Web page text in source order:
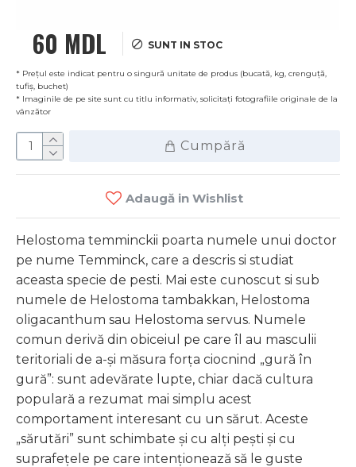
60 MDL SUNT IN STOC
* Prețul este indicat pentru o singură unitate de produs (bucată, kg, crenguță,
tufiș, buchet)
* Imaginile de pe site sunt cu titlu informativ, solicitați fotografiile originale de la
vânzător
Cumpără
Adaugă in Wishlist
Helostoma temminckii poarta numele unui doctor
pe nume Temminck, care a descris si studiat
aceasta specie de pesti. Mai este cunoscut si sub
numele de Helostoma tambakkan, Helostoma
oligacanthum sau Helostoma servus. Numele
comun derivă din obiceiul pe care îl au masculii
teritoriali de a-și măsura forța ciocnind „gură în
gură”: sunt adevărate lupte, chiar dacă cultura
populară a rezumat mai simplu acest
comportament interesant cu un sărut. Aceste
„sărutări” sunt schimbate și cu alți pești și cu
suprafețele pe care intenționează să le guste